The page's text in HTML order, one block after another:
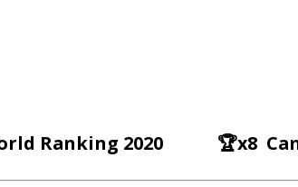
Ranking 2020 🏆x8